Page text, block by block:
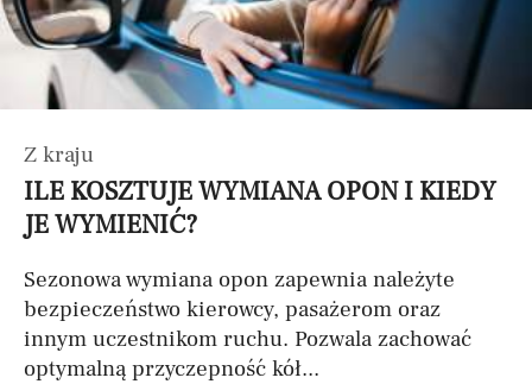
Z kraju
ILE KOSZTUJE WYMIANA OPON I KIEDY
JE WYMIENIĆ?
Sezonowa wymiana opon zapewnia należyte
bezpieczeństwo kierowcy, pasażerom oraz
innym uczestnikom ruchu. Pozwala zachować
optymalną przyczepność kół...